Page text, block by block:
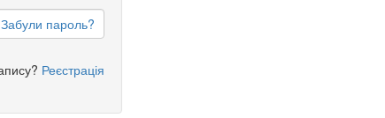
Забули пароль?
Реєстрація